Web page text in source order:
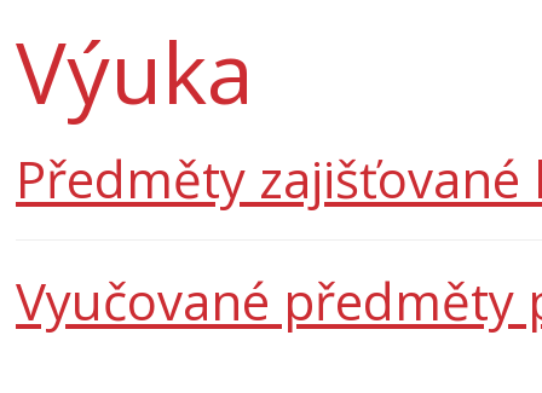
Výuka
Předměty
Vyučované předměty